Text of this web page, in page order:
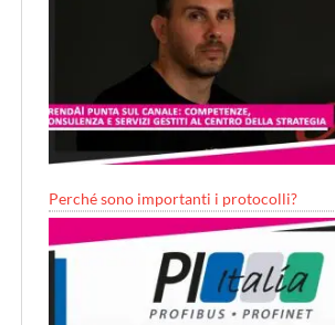
Perché sono importanti i protocolli?